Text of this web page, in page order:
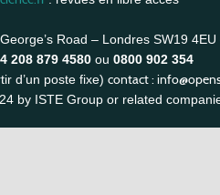
Road – Londres SW19
208 879 4580 ou 0800 902 354
d’un poste fixe) contact :
by ISTE Group or related